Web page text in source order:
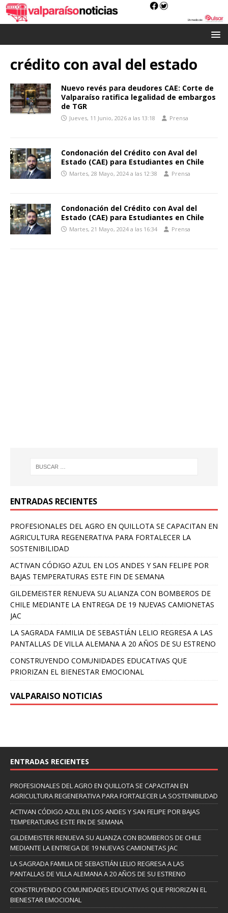
crédito con aval del estado
Nuevo revés para deudores CAE: Corte de
Valparaíso ratifica legalidad de embargos
de TGR
Jueves, 11 Junio, 2026 a las 13:18 Prensa
Condonación del Crédito con Aval del
Estado (CAE) para Estudiantes en Chile
Martes, 28 Mayo, 2024 a las 12:38 Prensa
Condonación del Crédito con Aval del
Estado (CAE) para Estudiantes en Chile
Martes, 21 Mayo, 2024 a las 16:34 Prensa
ENTRADAS RECIENTES
PROFESIONALES DEL AGRO EN QUILLOTA SE CAPACITAN EN
AGRICULTURA REGENERATIVA PARA FORTALECER LA
SOSTENIBILIDAD
ACTIVAN CÓDIGO AZUL EN LOS ANDES Y SAN FELIPE POR
BAJAS TEMPERATURAS ESTE FIN DE SEMANA
GILDEMEISTER RENUEVA SU ALIANZA CON BOMBEROS DE
CHILE MEDIANTE LA ENTREGA DE 19 NUEVAS CAMIONETAS
JAC
LA SAGRADA FAMILIA DE SEBASTIÁN LELIO REGRESA A LAS
PANTALLAS DE VILLA ALEMANA A 20 AÑOS DE SU ESTRENO
CONSTRUYENDO COMUNIDADES EDUCATIVAS QUE
PRIORIZAN EL BIENESTAR EMOCIONAL
VALPARAISO NOTICIAS
ENTRADAS RECIENTES
PROFESIONALES DEL AGRO EN QUILLOTA SE CAPACITAN EN
AGRICULTURA REGENERATIVA PARA FORTALECER LA SOSTENIBILIDAD
ACTIVAN CÓDIGO AZUL EN LOS ANDES Y SAN FELIPE POR BAJAS
TEMPERATURAS ESTE FIN DE SEMANA
GILDEMEISTER RENUEVA SU ALIANZA CON BOMBEROS DE CHILE
MEDIANTE LA ENTREGA DE 19 NUEVAS CAMIONETAS JAC
LA SAGRADA FAMILIA DE SEBASTIÁN LELIO REGRESA A LAS
PANTALLAS DE VILLA ALEMANA A 20 AÑOS DE SU ESTRENO
CONSTRUYENDO COMUNIDADES EDUCATIVAS QUE PRIORIZAN EL
BIENESTAR EMOCIONAL